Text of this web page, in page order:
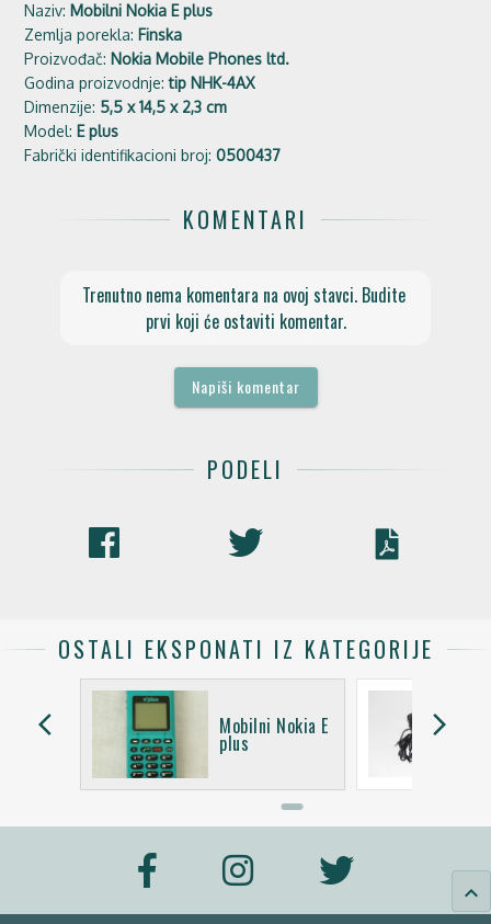
Naziv: Mobilni Nokia E plus
Zemlja porekla: Finska
Proizvođač: Nokia Mobile Phones ltd.
Godina proizvodnje:tip NHK-4AX
Dimenzije: 5,5 x 14,5 x 2,3 cm
Model: E plus
Fabrički identifikacioni broj:0500437
KOMENTARI
Trenutno nema komentara na ovoj stavci. Budite
prvi koji će ostaviti komentar.
Napiši komentar
PODELI
OSTALI EKSPONATI IZ KATEGORIJE
arrow_back_ios Mobilni Nokia E
plus
arrow_forward_ios
keyboard_arrow_up